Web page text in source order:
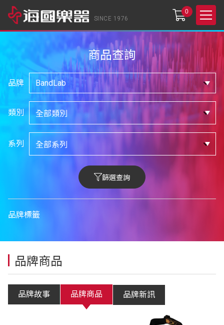
SINCE 1976
0
商品查詢
品牌
類別
系列
篩選查詢
品牌標籤
品牌商品
品牌故事 品牌商品 品牌新訊